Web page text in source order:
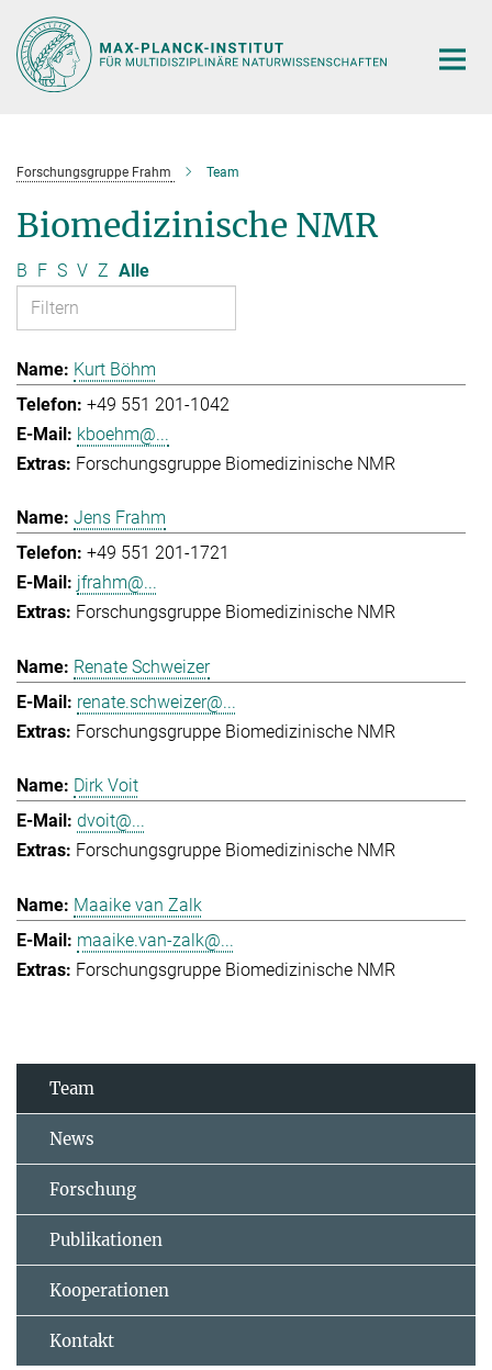
Hauptinhalt
Forschungsgruppe Frahm Team
Biomedizinische NMR
B F S V Z Alle
Kurt Böhm
+49 551 201-1042
kboehm@...
Forschungsgruppe Biomedizinische NMR
Jens Frahm
+49 551 201-1721
jfrahm@...
Forschungsgruppe Biomedizinische NMR
Renate Schweizer
renate.schweizer@...
Forschungsgruppe Biomedizinische NMR
Dirk Voit
dvoit@...
Forschungsgruppe Biomedizinische NMR
Maaike van Zalk
maaike.van-zalk@...
Forschungsgruppe Biomedizinische NMR
Team
News
Forschung
Publikationen
Kooperationen
Kontakt